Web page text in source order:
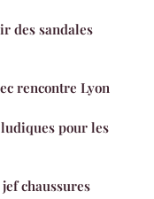
des sandales
rencontre Lyon
pour les
chaussures